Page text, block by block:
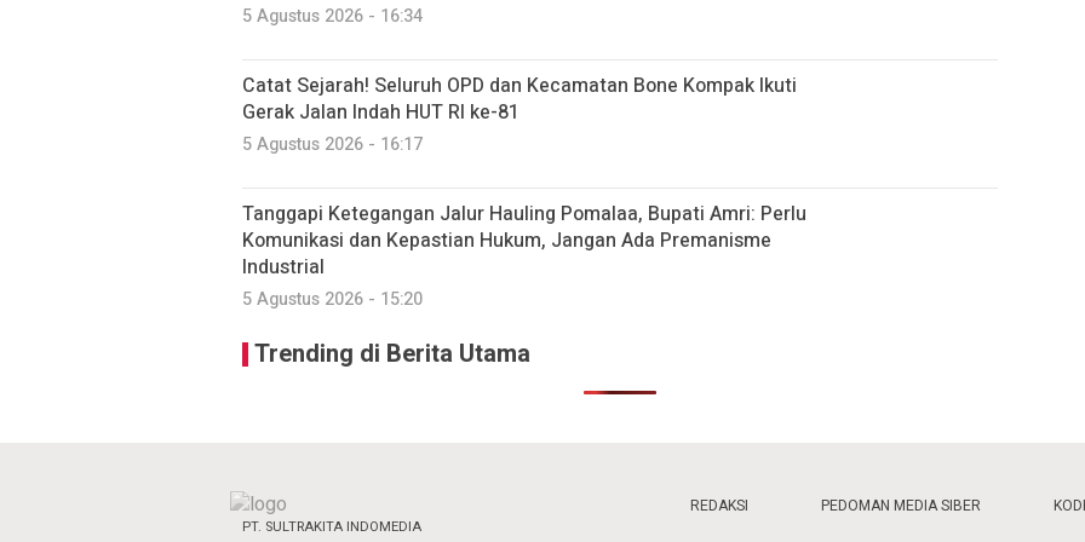
5 Agustus 2026 - 16:34
Catat Sejarah! Seluruh OPD dan Kecamatan Bone Kompak Ikuti
Gerak Jalan Indah HUT RI ke-81
5 Agustus 2026 - 16:17
Tanggapi Ketegangan Jalur Hauling Pomalaa, Bupati Amri: Perlu
Komunikasi dan Kepastian Hukum, Jangan Ada Premanisme
Industrial
5 Agustus 2026 - 15:20
Trending di Berita Utama
PT. SULTRAKITA INDOMEDIA
REDAKSI PEDOMAN MEDIA SIBER